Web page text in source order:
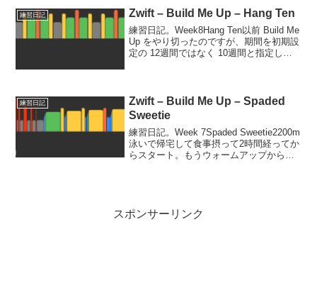
っちゃダメですよね。メインは、30sec...
練習日記 Zwift – Build Me Up – Hang Ten
練習日記。Week8Hang Ten以前 Build Me
Up をやり切ったのですが、期間を初期設
定の 12週間ではなく 10週間と指定した
練習日記
Zwift – Build Me Up – Spaded
Sweetie
練習日記。Week 7Spaded Sweetie2200m
泳いで帰宅して食事摂って2時間経ってか
らスタート。もうウォームアップから脚
スポンサーリンク